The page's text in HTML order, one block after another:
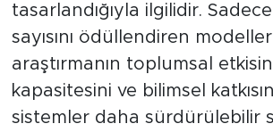
tasarlandığıyla ilgilidir.
sayısını ödüllendiren
araştırmanın toplumsal
kapasitesini ve bilimsel
sistemler daha sürdürülebilir